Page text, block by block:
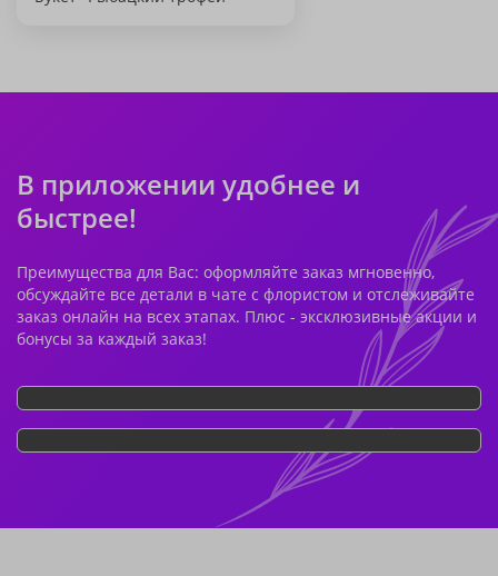
В приложении удобнее и
быстрее!
Преимущества для Вас: оформляйте заказ мгновенно,
обсуждайте все детали в чате с флористом и отслеживайте
заказ онлайн на всех этапах. Плюс - эксклюзивные акции и
бонусы за каждый заказ!